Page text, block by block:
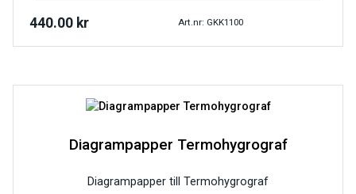
440.00 kr Art.nr: GKK1100
Diagrampapper Termohygrograf
Diagrampapper till Termohygrograf